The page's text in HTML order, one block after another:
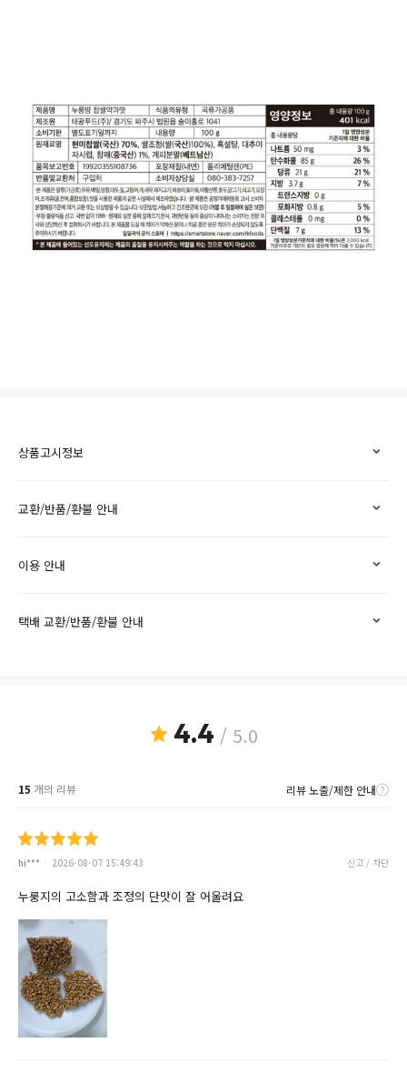
상품고시정보
교환/반품/환불 안내
이용 안내
택배 교환/반품/환불 안내
4.4 / 5.0
15 개의 리뷰 리뷰 노출/제한 안내
hi*** 2026-08-07 15:49:43 신고 / 차단
누룽지의 고소함과 조정의 단맛이 잘 어울려요